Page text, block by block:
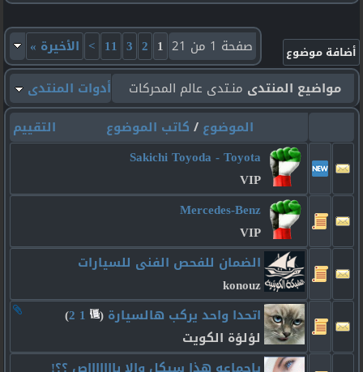
صفحة 1 من 21 1
2
3
11
> الأخيرة »
مواضيع المنتدى منـتدى عالم المحركات
أدوات المنتدى
التقييم
الموضوع / كاتب الموضوع
Sakichi Toyoda - Toyota
VIP
Mercedes-Benz
VIP
الضمان للفحص الفنى للسيارات
konouz
اتحدا واحد يركب هالسيارة ‏
(
1
2
)
لؤلؤة الكويت